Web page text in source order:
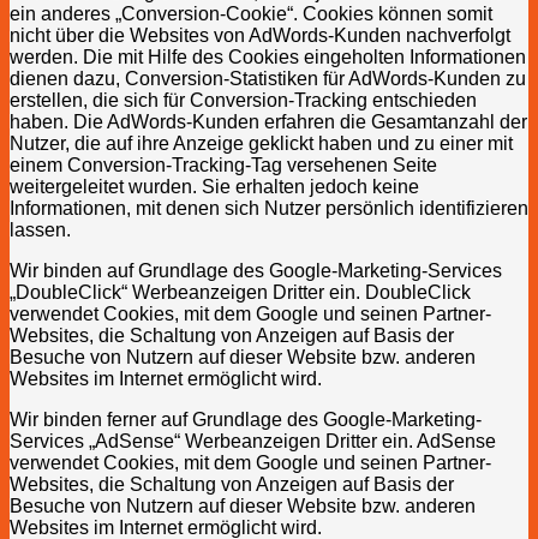
ein anderes „Conversion-Cookie“. Cookies können somit
nicht über die Websites von AdWords-Kunden nachverfolgt
werden. Die mit Hilfe des Cookies eingeholten Informationen
dienen dazu, Conversion-Statistiken für AdWords-Kunden zu
erstellen, die sich für Conversion-Tracking entschieden
haben. Die AdWords-Kunden erfahren die Gesamtanzahl der
Nutzer, die auf ihre Anzeige geklickt haben und zu einer mit
einem Conversion-Tracking-Tag versehenen Seite
weitergeleitet wurden. Sie erhalten jedoch keine
Informationen, mit denen sich Nutzer persönlich identifizieren
lassen.
Wir binden auf Grundlage des Google-Marketing-Services
„DoubleClick“ Werbeanzeigen Dritter ein. DoubleClick
verwendet Cookies, mit dem Google und seinen Partner-
Websites, die Schaltung von Anzeigen auf Basis der
Besuche von Nutzern auf dieser Website bzw. anderen
Websites im Internet ermöglicht wird.
Wir binden ferner auf Grundlage des Google-Marketing-
Services „AdSense“ Werbeanzeigen Dritter ein. AdSense
verwendet Cookies, mit dem Google und seinen Partner-
Websites, die Schaltung von Anzeigen auf Basis der
Besuche von Nutzern auf dieser Website bzw. anderen
Websites im Internet ermöglicht wird.